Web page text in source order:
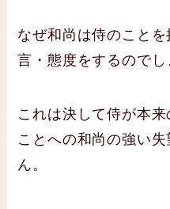
なぜ和尚は侍のこと
言・態度をするのでし
これは決して侍が本
ことへの和尚の強い
ん。